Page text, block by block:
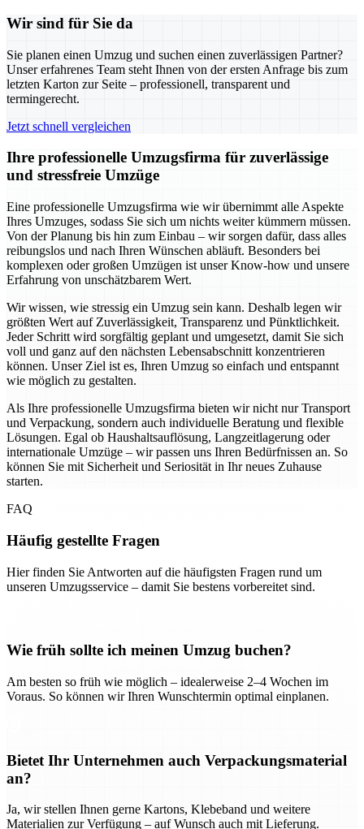
Wir sind für Sie da
Sie planen einen Umzug und suchen einen zuverlässigen Partner?
Unser erfahrenes Team steht Ihnen von der ersten Anfrage bis zum
letzten Karton zur Seite – professionell, transparent und
termingerecht.
Jetzt schnell vergleichen
Ihre professionelle Umzugsfirma für zuverlässige
und stressfreie Umzüge
Eine professionelle Umzugsfirma wie wir übernimmt alle Aspekte
Ihres Umzuges, sodass Sie sich um nichts weiter kümmern müssen.
Von der Planung bis hin zum Einbau – wir sorgen dafür, dass alles
reibungslos und nach Ihren Wünschen abläuft. Besonders bei
komplexen oder großen Umzügen ist unser Know-how und unsere
Erfahrung von unschätzbarem Wert.
Wir wissen, wie stressig ein Umzug sein kann. Deshalb legen wir
größten Wert auf Zuverlässigkeit, Transparenz und Pünktlichkeit.
Jeder Schritt wird sorgfältig geplant und umgesetzt, damit Sie sich
voll und ganz auf den nächsten Lebensabschnitt konzentrieren
können. Unser Ziel ist es, Ihren Umzug so einfach und entspannt
wie möglich zu gestalten.
Als Ihre professionelle Umzugsfirma bieten wir nicht nur Transport
und Verpackung, sondern auch individuelle Beratung und flexible
Lösungen. Egal ob Haushaltsauflösung, Langzeitlagerung oder
internationale Umzüge – wir passen uns Ihren Bedürfnissen an. So
können Sie mit Sicherheit und Seriosität in Ihr neues Zuhause
starten.
FAQ
Häufig gestellte Fragen
Hier finden Sie Antworten auf die häufigsten Fragen rund um
unseren Umzugsservice – damit Sie bestens vorbereitet sind.
Wie früh sollte ich meinen Umzug buchen?
Am besten so früh wie möglich – idealerweise 2–4 Wochen im
Voraus. So können wir Ihren Wunschtermin optimal einplanen.
Bietet Ihr Unternehmen auch Verpackungsmaterial
an?
Ja, wir stellen Ihnen gerne Kartons, Klebeband und weitere
Materialien zur Verfügung – auf Wunsch auch mit Lieferung.